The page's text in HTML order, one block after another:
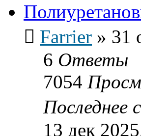
Farrier » 31
6 Ответы
7054
Последнее
13 дек